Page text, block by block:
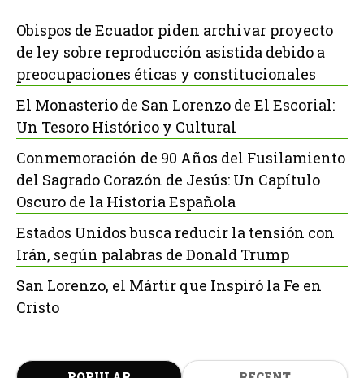
Obispos de Ecuador piden archivar proyecto
de ley sobre reproducción asistida debido a
preocupaciones éticas y constitucionales
El Monasterio de San Lorenzo de El Escorial:
Un Tesoro Histórico y Cultural
Conmemoración de 90 Años del Fusilamiento
del Sagrado Corazón de Jesús: Un Capítulo
Oscuro de la Historia Española
Estados Unidos busca reducir la tensión con
Irán, según palabras de Donald Trump
San Lorenzo, el Mártir que Inspiró la Fe en
Cristo